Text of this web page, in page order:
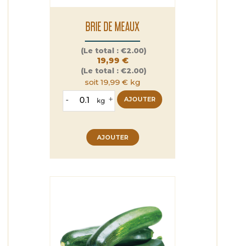
BRIE DE MEAUX
Prix
(Le total : €2.00)
19,99 €
(Le total : €2.00)
soit 19,99 € kg
- kg + AJOUTER
AJOUTER